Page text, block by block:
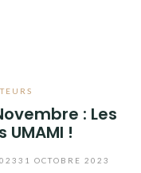
: Les
!
31 OCTOBRE 2023